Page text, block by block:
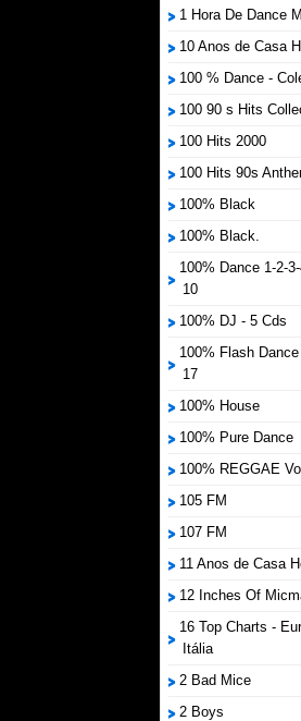
1 Hora De Dance
10 Anos de Casa
100 % Dance -
100 90 s Hits
100 Hits 2000
100 Hits 90s
100% Black
100% Black.
100% Dance 1-2-
10
100% DJ - 5 Cds
100% Flash
17
100% House
100% Pure Dance
100% REGGAE
105 FM
107 FM
11 Anos de Casa
12 Inches Of
16 Top Charts -
Itália
2 Bad Mice
2 Boys